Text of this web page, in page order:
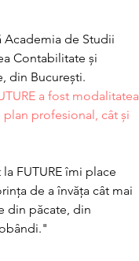
Academia de Studii
Contabilitate și
din București.
a fost modalitatea
profesional, cât și
FUTURE îmi place
de a învăța cât mai
din păcate, din